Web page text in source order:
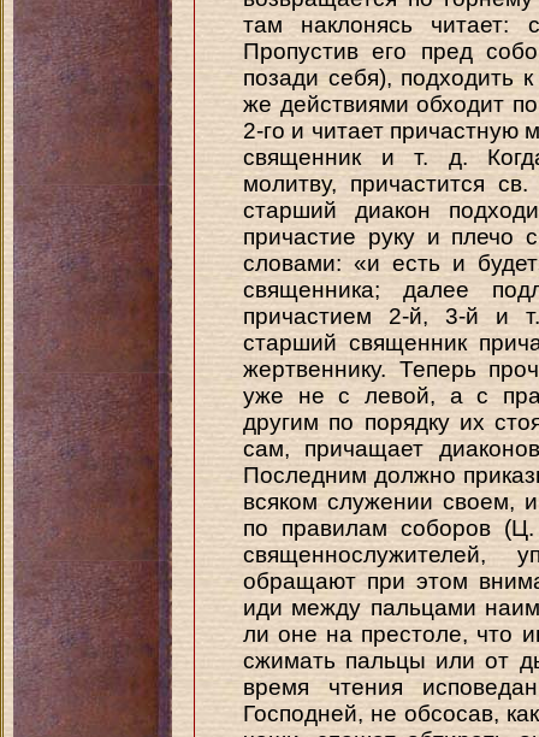
там наклонясь читает:
Пропустив его пред
позади себя), подходить
же действиями обходит
2-го и читает причастную
священник и т. д.
молитву, причастится
старший диакон
причастие руку и плечо
словами: «и есть и
священника; далее
причастием 2-й, 3-й и
старший священник
жертвеннику. Теперь
уже не с левой, а с
другим по порядку их
сам, причащает
Последним должно
всяком служении своем,
по правилам соборов
священнослужителей,
обращают при этом
иди между пальцами
ли оне на престоле, что
сжимать пальцы или от
время чтения
Господней, не обсосав,